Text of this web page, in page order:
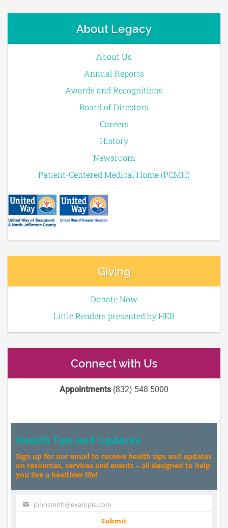
About Legacy
About Us
Annual Reports
Awards and Recognitions
Board of Directors
Careers
History
Newsroom
Patient-Centered Medical Home (PCMH)
Giving
Donate Now
Little Readers presented by HEB
Connect with Us
Appointments(832) 548 5000
Health Tips and Updates
Sign up for our email to receive health tips and updates
on resources, services and events – all designed to help
you live a healthier life!
Your johnsmith@example.com
Submit